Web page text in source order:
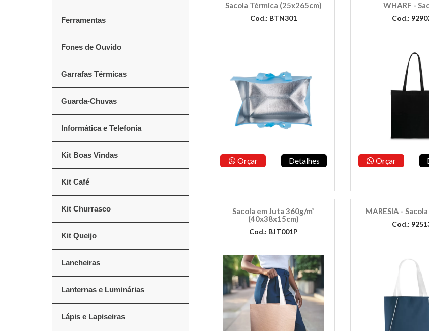
Ferramentas
Fones de Ouvido
Garrafas Térmicas
Guarda-Chuvas
Informática e Telefonia
Kit Boas Vindas
Kit Café
Kit Churrasco
Kit Queijo
Lancheiras
Lanternas e Luminárias
Lápis e Lapiseiras
Sacola Térmica (25x265cm)
Cod.: BTN301
Orçar Detalhes
WHARF -
Cod.:
Orçar
Sacola em Juta 360g/m²
(40x38x15cm)
Cod.: BJT001P
MARESIA -
Cod.: